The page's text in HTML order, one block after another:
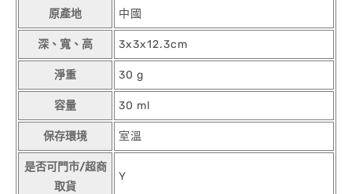
原產地 中國
深、寬、高 3x3x12.3cm
淨重 30 g
容量 30 ml
保存環境 室溫
是否可門市/超商
取貨
Y